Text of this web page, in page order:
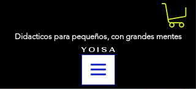
Didacticos para pequeños, con grandes mentes
Y O I S A